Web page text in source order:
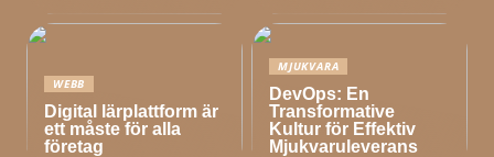
WEBB
Digital lärplattform är
ett måste för alla
företag
MJUKVARA
DevOps: En
Transformative
Kultur för Effektiv
Mjukvaruleverans